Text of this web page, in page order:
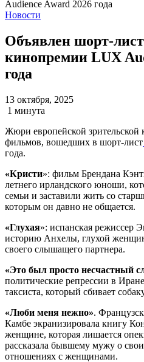
Новости
Объявлен шорт-
кинопремии LUX
года
13 октября, 2025
1 минута
Жюри европейской зрительской
фильмов, вошедших в шорт-лист
года.
«Кристи»: фильм Брендана
летнего ирландского юноши,
семьи и заставили жить со
которым он давно не общается.
«Глухая»: испанская режиссер
историю Анхелы, глухой
своего слышащего партнера.
«Это был просто несчастный
политические репрессии в
таксиста, который сбивает
«Люби меня нежно».
Камбе экранизировала книгу
женщине, которая лишается
рассказала бывшему мужу о
отношениях с женщинами.